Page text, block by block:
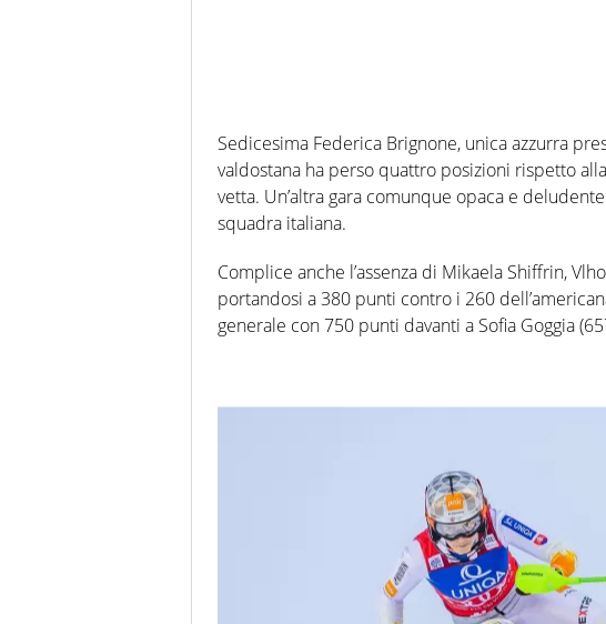
Sedicesima Federica Brignone, unica azzurra
valdostana ha perso quattro posizioni rispetto
vetta. Un’altra gara comunque opaca e
squadra italiana.
Complice anche l’assenza di Mikaela Shiffrin,
portandosi a 380 punti contro i 260
generale con 750 punti davanti a Sofia Goggia